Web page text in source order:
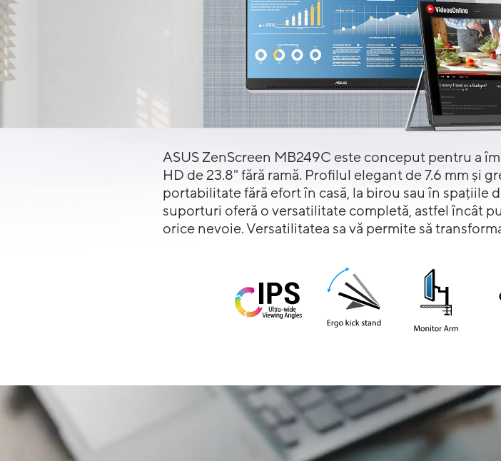
ASUS ZenScreen MB249C este conceput pentru a
HD de 23.8" fără ramă. Profilul elegant de 7.6 mm și
portabilitate fără efort în casă, la birou sau în
suporturi oferă o versatilitate completă, astfel încât
orice nevoie. Versatilitatea sa vă permite să